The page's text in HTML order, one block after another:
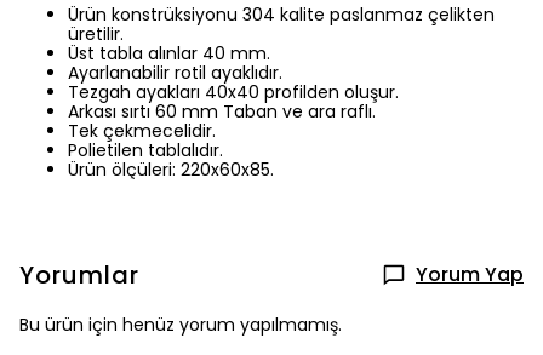
Ürün konstrüksiyonu 304 kalite paslanmaz çelikten
üretilir.
Üst tabla alınlar 40 mm.
Ayarlanabilir rotil ayaklıdır.
Tezgah ayakları 40x40 profilden oluşur.
Arkası sırtı 60 mm Taban ve ara raflı.
Tek çekmecelidir.
Polietilen tablalıdır.
Ürün ölçüleri: 220x60x85.
Yorumlar Yorum Yap
Bu ürün için henüz yorum yapılmamış.